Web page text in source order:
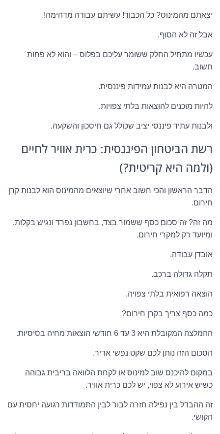
יצאתם מהמינוס? כל הכבוד! עשיתם עבודה מדהימה!
אבל זה לא הסוף.
עכשיו מתחיל החלק ששומר עליכם בפלוס – והוא לא פחות
חשוב.
המטרה היא לבנות עמידות פיננסית.
להיות מוכנים להוצאות בלתי צפויות.
ולבנות עתיד פיננסי יציב שכולל גם חיסכון והשקעה.
רשת הביטחון הפיננסית: כרית אוויר לחיים
(ולמה היא קריטית?)
הדבר הראשון והכי חשוב אחרי שיוצאים מהמינוס הוא לבנות קרן
חירום.
מה זה? זה סכום כסף ששמור בצד, בחשבון נפרד ונגיש בקלות,
ומיועד רק למקרי חירום.
אובדן עבודה.
תקלה גדולה ברכב.
הוצאה רפואית בלתי צפויה.
כמה כסף צריך בקרן חירום?
ההמלצה המקובלת היא 3 עד 6 חודשי הוצאות מחיה בסיסיות.
הסכום הזה נותן לכם שקט נפשי אדיר.
במקום להיכנס שוב למינוס או לקחת הלוואה בריבית גבוהה
כשיש אירוע לא צפוי, יש לכם כרית אוויר.
זה ההבדל בין נפילה חזרה לבור לבין התמודדות רגועה יחסית עם
הקושי.